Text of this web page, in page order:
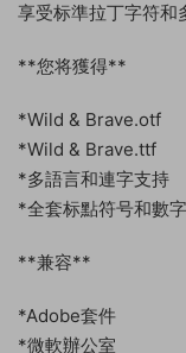
享受标準拉丁字符和
**您将獲得**
*Wild & Brave.otf
*Wild & Brave.ttf
*多語言和連字支持
*全套标點符号和數字
**兼容**
*Adobe套件
*微軟辦公室